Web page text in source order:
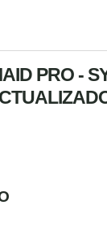
PRO -